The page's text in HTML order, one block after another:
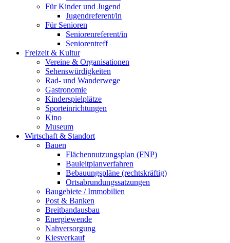
Für Kinder und Jugend
Jugendreferent/in
Für Senioren
Seniorenreferent/in
Seniorentreff
Freizeit & Kultur
Vereine & Organisationen
Sehenswürdigkeiten
Rad- und Wanderwege
Gastronomie
Kinderspielplätze
Sporteinrichtungen
Kino
Museum
Wirtschaft & Standort
Bauen
Flächennutzungsplan (FNP)
Bauleitplanverfahren
Bebauungspläne (rechtskräftig)
Ortsabrundungssatzungen
Baugebiete / Immobilien
Post & Banken
Breitbandausbau
Energiewende
Nahversorgung
Kiesverkauf